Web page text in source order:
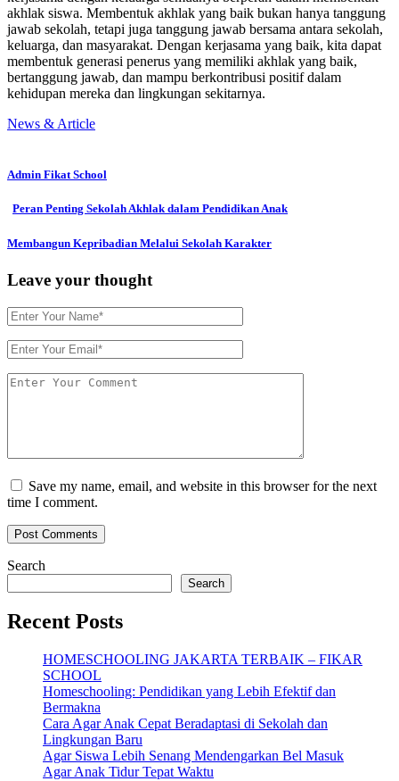
akhlak siswa. Membentuk akhlak yang baik bukan hanya tanggung
jawab sekolah, tetapi juga tanggung jawab bersama antara sekolah,
keluarga, dan masyarakat. Dengan kerjasama yang baik, kita dapat
membentuk generasi penerus yang memiliki akhlak yang baik,
bertanggung jawab, dan mampu berkontribusi positif dalam
kehidupan mereka dan lingkungan sekitarnya.
News & Article
Admin Fikat School
Peran Penting Sekolah Akhlak dalam Pendidikan Anak
Membangun Kepribadian Melalui Sekolah Karakter
Leave your thought
Save my name, email, and website in this browser for the next
time I comment.
Search
Search
Recent Posts
HOMESCHOOLING JAKARTA TERBAIK – FIKAR
SCHOOL
Homeschooling: Pendidikan yang Lebih Efektif dan
Bermakna
Cara Agar Anak Cepat Beradaptasi di Sekolah dan
Lingkungan Baru
Agar Siswa Lebih Senang Mendengarkan Bel Masuk
Agar Anak Tidur Tepat Waktu